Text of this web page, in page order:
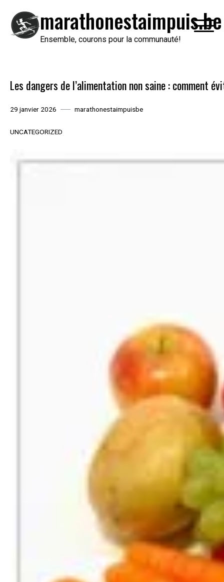
contenu
marathonestaimpuis.be
Ensemble, courons pour la communauté!
Les dangers de l’alimentation non saine : comment
29 janvier 2026 marathonestaimpuisbe
UNCATEGORIZED